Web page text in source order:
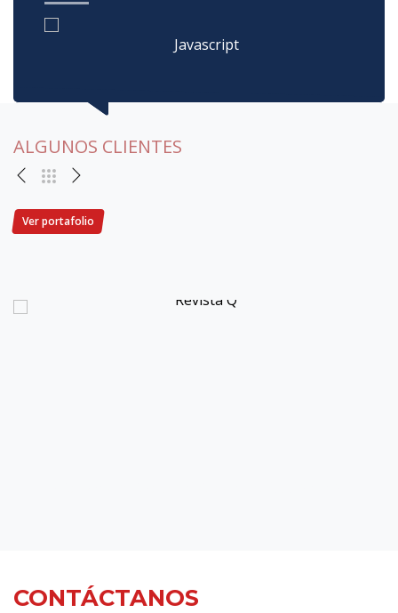
ALGUNOS CLIENTES
Ver portafolio
CONTÁCTANOS